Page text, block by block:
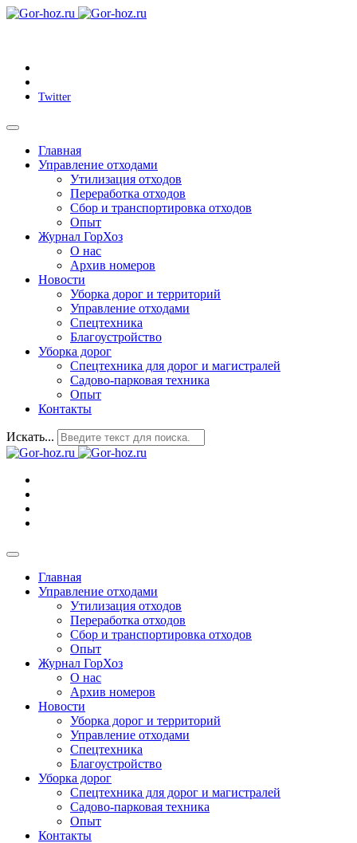
Twitter
Главная
Управление отходами
Утилизация отходов
Переработка отходов
Сбор и транспортировка отходов
Опыт
Журнал ГорХоз
О нас
Архив номеров
Новости
Уборка дорог и территорий
Управление отходами
Спецтехника
Благоустройство
Уборка дорог
Спецтехника для дорог и магистралей
Садово-парковая техника
Опыт
Контакты
Искать...
Главная
Управление отходами
Утилизация отходов
Переработка отходов
Сбор и транспортировка отходов
Опыт
Журнал ГорХоз
О нас
Архив номеров
Новости
Уборка дорог и территорий
Управление отходами
Спецтехника
Благоустройство
Уборка дорог
Спецтехника для дорог и магистралей
Садово-парковая техника
Опыт
Контакты